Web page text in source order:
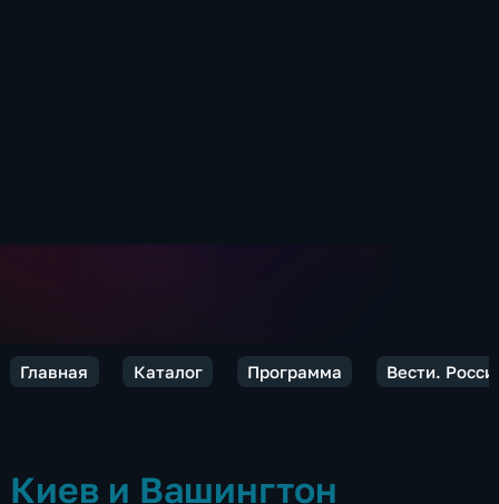
Главная Каталог Программа Вести.
Киев и Вашингтон